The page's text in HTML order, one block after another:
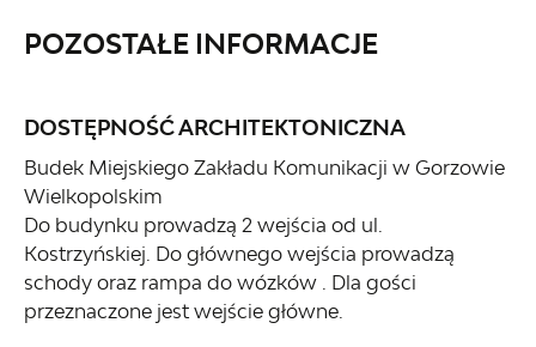
POZOSTAŁE INFORMACJE
DOSTĘPNOŚĆ ARCHITEKTONICZNA
Budek Miejskiego Zakładu Komunikacji w Gorzowie
Wielkopolskim
Do budynku prowadzą 2 wejścia od ul.
Kostrzyńskiej. Do głównego wejścia prowadzą
schody oraz rampa do wózków . Dla gości
przeznaczone jest wejście główne.